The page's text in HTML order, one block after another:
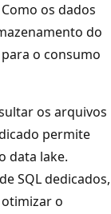
os dados
do
o consumo
os arquivos
permite
data lake.
SQL dedicados,
o